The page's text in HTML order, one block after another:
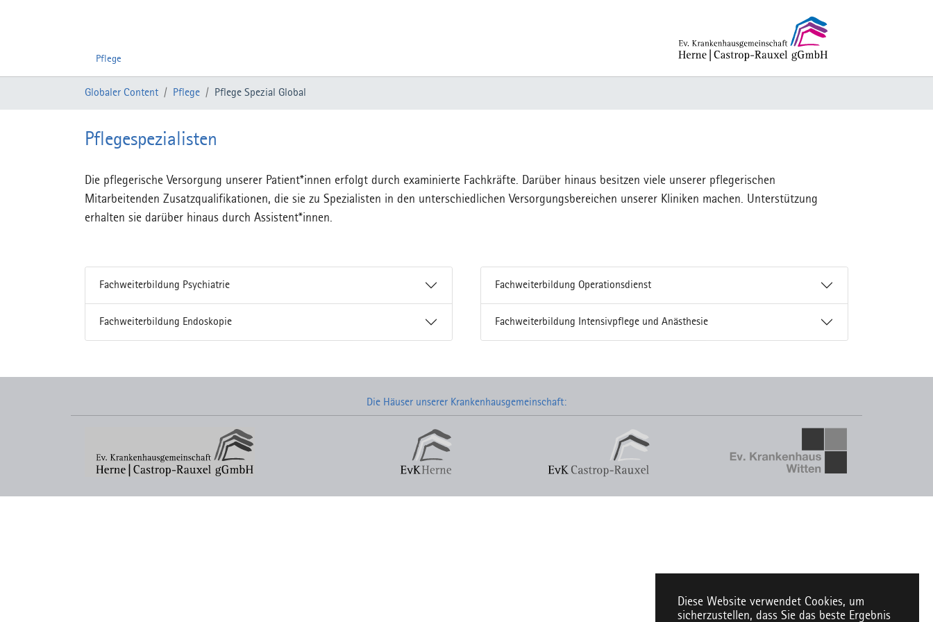
Diese Website verwendet Cookies, um
sicherzustellen, dass Sie das beste Ergebnis
Pflege
Globaler Content Pflege Pflege Spezial Global
Pflegespezialisten
Die pflegerische Versorgung unserer Patient*innen erfolgt durch examinierte Fachkräfte. Darüber hinaus besitzen viele unserer pflegerischen
Mitarbeitenden Zusatzqualifikationen, die sie zu Spezialisten in den unterschiedlichen Versorgungsbereichen unserer Kliniken machen. Unterstützung
erhalten sie darüber hinaus durch Assistent*innen.
Fachweiterbildung Psychiatrie
Fachweiterbildung Endoskopie
Fachweiterbildung Operationsdienst
Fachweiterbildung Intensivpflege und Anästhesie
Die Häuser unserer Krankenhausgemeinschaft: